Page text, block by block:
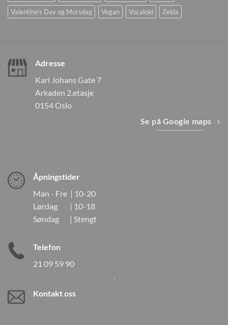
Valentine's Day og Morsdag
Vegan Vocaloid Zelda
Adresse
Karl Johans Gate 7
Arkaden 2.etasje
0154 Oslo
Se på Google maps
Åpningstider
Man - Fre | 10-20
Lørdag | 10-18
Søndag | Stengt
Telefon
21 09 59 90
Kontakt oss